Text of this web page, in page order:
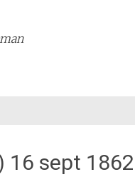
16 sept 1862